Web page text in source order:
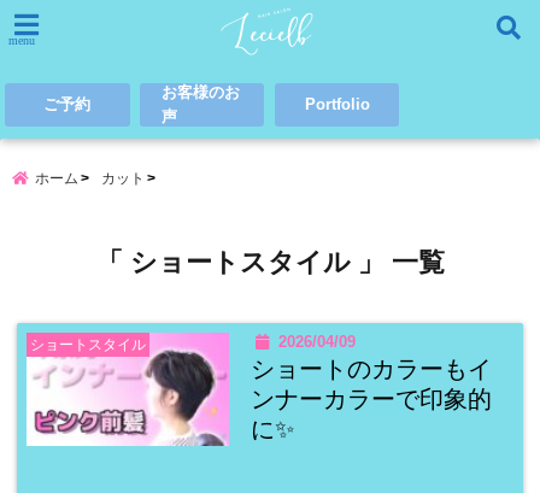
menu
ご予約
お客様のお
声
Portfolio
ホーム カット
「 ショートスタイル 」 一覧
ショートスタイル 2026/04/09
ショートのカラーもイ
ンナーカラーで印象的
に✨